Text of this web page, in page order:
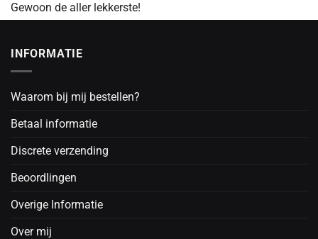
Gewoon de aller lekkerste!
INFORMATIE
Waarom bij mij bestellen?
Betaal informatie
Discrete verzending
Beoordlingen
Overige Informatie
Over mij